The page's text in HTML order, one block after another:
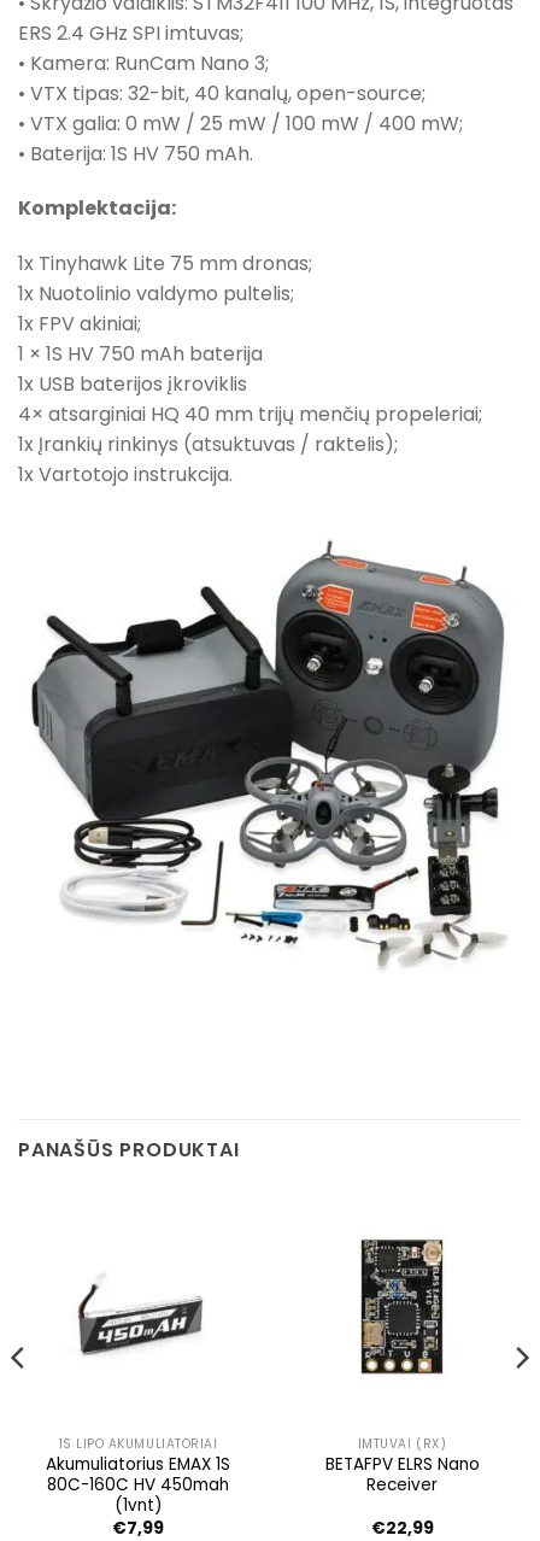
ERS 2.4 GHz SPI imtuvas;
• Kamera: RunCam Nano 3;
• VTX tipas: 32-bit, 40 kanalų, open-source;
• VTX galia: 0 mW / 25 mW / 100 mW / 400 mW;
• Baterija: 1S HV 750 mAh.
Komplektacija:
1x Tinyhawk Lite 75 mm dronas;
1x Nuotolinio valdymo pultelis;
1x FPV akiniai;
1 × 1S HV 750 mAh baterija
1x USB baterijos įkroviklis
4× atsarginiai HQ 40 mm trijų menčių propeleriai;
1x Įrankių rinkinys (atsuktuvas / raktelis);
1x Vartotojo instrukcija.
PANAŠŪS PRODUKTAI
1S LIPO AKUMULIATORIAI
Akumuliatorius EMAX 1S
80C-160C HV 450mah
(1vnt)
€7,99
IMTUVAI (RX)
BETAFPV ELRS Nano
Receiver
€22,99